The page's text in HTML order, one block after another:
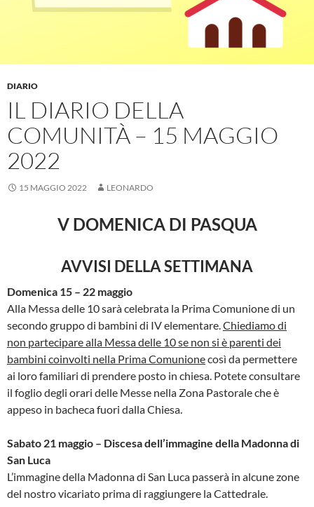
DIARIO
IL DIARIO DELLA
COMUNITÀ – 15 MAGGIO
2022
15 MAGGIO 2022 LEONARDO
V DOMENICA DI PASQUA
AVVISI DELLA SETTIMANA
Domenica 15 – 22 maggio
Alla Messa delle 10 sarà celebrata la Prima Comunione di un
secondo gruppo di bambini di IV elementare.Chiediamo di
non partecipare alla Messa delle 10 se non si è parenti dei
bambini coinvolti nella Prima Comunionecosì da permettere
ai loro familiari di prendere posto in chiesa. Potete consultare
il foglio degli orari delle Messe nella Zona Pastorale che è
appeso in bacheca fuori dalla Chiesa.
Sabato 21 maggio – Discesa dell’immagine della Madonna di
San Luca
L’immagine della Madonna di San Luca passerà in alcune zone
del nostro vicariato prima di raggiungere la Cattedrale.